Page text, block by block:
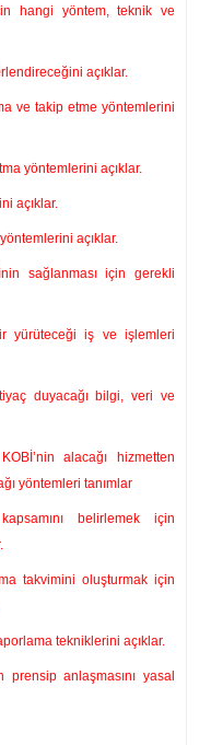
hangi yöntem, teknik ve
açıklar.
ve takip etme yöntemlerini
yöntemlerini açıklar.
açıklar.
açıklar.
sağlanması için gerekli
yürüteceği iş ve işlemleri
duyacağı bilgi, veri ve
alacağı hizmetten
yöntemleri tanımlar
belirlemek için
takvimini oluşturmak için
tekniklerini açıklar.
anlaşmasını yasal